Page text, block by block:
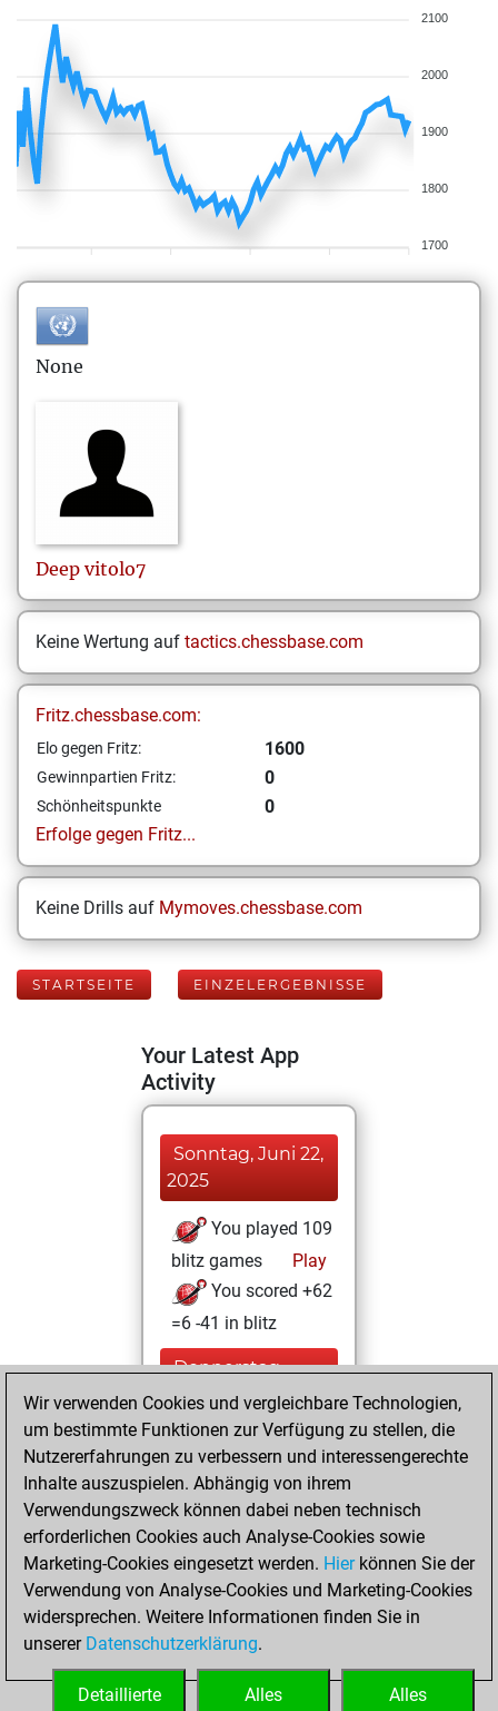
2100
2000
1900
1800
1700
None
Deep vitolo7
Keine Wertung auf tactics.chessbase.com
Fritz.chessbase.com:
Elo gegen Fritz: 1600
Gewinnpartien Fritz: 0
Schönheitspunkte
0
Erfolge gegen Fritz...
Keine Drills auf Mymoves.chessbase.com
STARTSEITE EINZELERGEBNISSE
Your Latest App
Activity
Sonntag, Juni 22,
2025
You played 109
blitz games
Play
You scored +62
=6 -41 in blitz
Donnerstag,
Januar 9, 2025
You created
your Fritz account
Fritz
Mittwoch,
Dezember 11, 2019
You played 157
bullet games
Play
You scored +67
=2 -88 in bullet
Wir verwenden Cookies und vergleichbare Technologien,
um bestimmte Funktionen zur Verfügung zu stellen, die
Nutzererfahrungen zu verbessern und interessengerechte
Inhalte auszuspielen. Abhängig von ihrem
Verwendungszweck können dabei neben technisch
erforderlichen Cookies auch Analyse-Cookies sowie
Marketing-Cookies eingesetzt werden. Hierkönnen Sie der
Verwendung von Analyse-Cookies und Marketing-Cookies
widersprechen. Weitere Informationen finden Sie in
unserer Datenschutzerklärung.
Alles
Alles
Detaillierte